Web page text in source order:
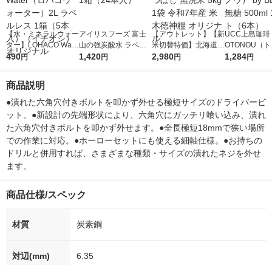
【水・ミネラルウォー
ター】LOHACO Wate
r（ロハコウォータ
シ） オリジナル
490円
アイリスフーズ 富士
山の強炭酸水 ラベル
レス 500ml 1箱（24
1,420円
【アウトレット】【新
米切替特価】北海道産
ななつぼし 無洗米 5k
2,980円
UCC上島珈琲
OTONOU（
ウ） by
1,284円
商品説明
●潰れた六角穴付きボルトを叩かず外せる極短サイズのドライバービ
ット。●新設計の先端形状により、六角穴にガッチリ喰い込み、潰れ
た六角穴付きボルトを叩かず外せます。●全長極短18mmで狭い場所
での作業に対応。●ホーローセットにも使える細軸仕様。●お持ちの
ドリルと併用すれば、さまざまな種類・サイズの潰れたネジを外せ
ます。
商品仕様/スペック
材質 炭素鋼
対辺(mm) 6.35